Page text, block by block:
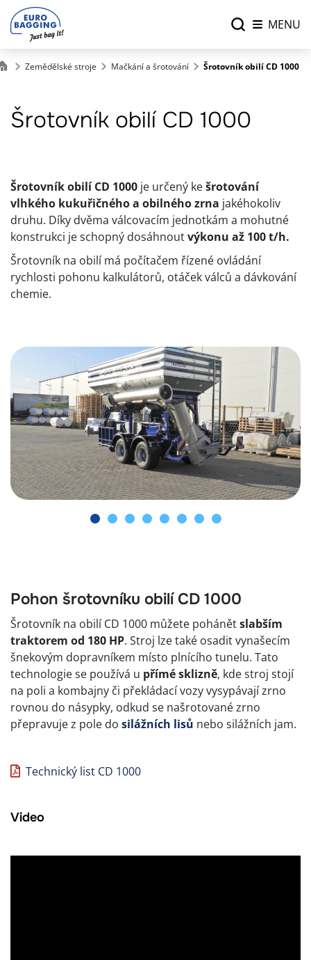
MENU
Zemědělské stroje Mačkání a šrotování Šrotovník obilí CD 1000
Šrotovník obilí CD 1000
Šrotovník obilí CD 1000 je určený kešrotování
vlhkého kukuřičného a obilného zrna jakéhokoliv
druhu. Díky dvěma válcovacím jednotkám a mohutné
konstrukci je schopný dosáhnoutvýkonu až 100 t/h.
Šrotovník na obilí má počítačem řízené ovládání
rychlosti pohonu kalkulátorů, otáček válců a dávkování
chemie.
Pohon šrotovníku obilí CD 1000
Šrotovník na obilí CD 1000 můžete pohánětslabším
traktorem od 180 HP. Stroj lze také osadit vynašecím
šnekovým dopravníkem místo plnícího tunelu. Tato
technologie se používá u přímé sklizně, kde stroj stojí
na poli a kombajny či překládací vozy vysypávají zrno
rovnou do násypky, odkud se našrotované zrno
přepravuje z pole do silážních lisů nebo silážních jam.
Technický list CD 1000
Video